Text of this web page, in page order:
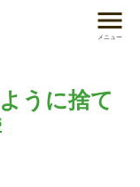
メニュー
うに捨て